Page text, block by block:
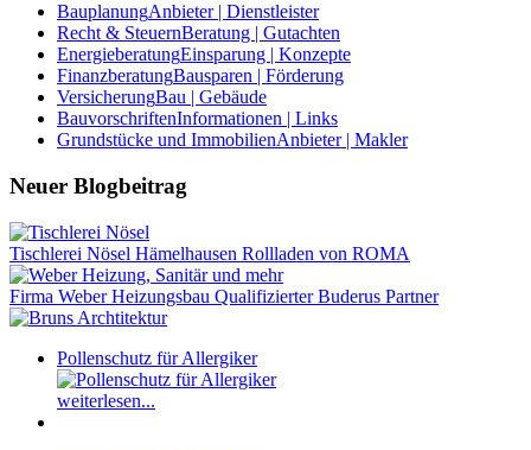
BauplanungAnbieter | Dienstleister
Recht & SteuernBeratung | Gutachten
EnergieberatungEinsparung | Konzepte
FinanzberatungBausparen | Förderung
VersicherungBau | Gebäude
BauvorschriftenInformationen | Links
Grundstücke und ImmobilienAnbieter | Makler
Neuer Blogbeitrag
Tischlerei Nösel Hämelhausen Rollladen von ROMA
Firma Weber Heizungsbau Qualifizierter Buderus Partner
Pollenschutz für Allergiker
weiterlesen...